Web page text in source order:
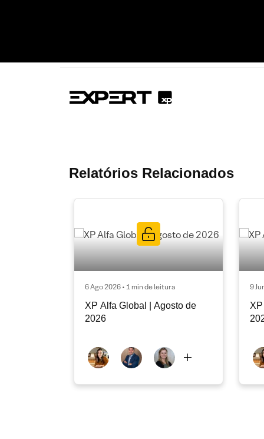
Relatórios Relacionados
6 Ago 2026 • 1 min de leitura
XP Alfa Global | Agosto de
2026
9